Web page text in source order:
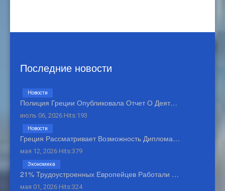
Последние новости
Полиция Греции Опубликовала Отчет О Деят…
июль 06, 2026 Hits:193
Новости
Греция Рассматривает Возможность Диплома…
мая 12, 2026 Hits:379
Новости
21% Трудоустроенных Европейцев Работали …
мая 01, 2026 Hits:324
Экономика